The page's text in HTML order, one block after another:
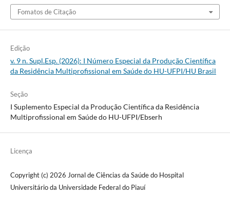
Fomatos de Citação
Edição
v. 9 n. Supl.Esp. (2026): I Número Especial da Produção Científica
da Residência Multiprofissional em Saúde do HU-UFPI/HU Brasil
Seção
I Suplemento Especial da Produção Científica da Residência
Multiprofissional em Saúde do HU-UFPI/Ebserh
Licença
Copyright (c) 2026 Jornal de Ciências da Saúde do Hospital
Universitário da Universidade Federal do Piauí